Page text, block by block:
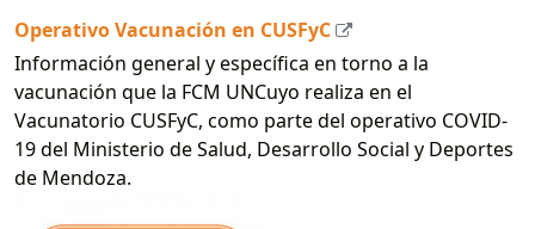
Operativo Vacunación en CUSFyC
Información general y específica en torno a la
vacunación que la FCM UNCuyo realiza en el
Vacunatorio CUSFyC, como parte del operativo COVID-
19 del Ministerio de Salud, Desarrollo Social y Deportes
de Mendoza.